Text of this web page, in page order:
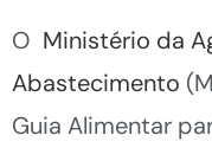
O Ministério da
Abastecimento
Guia Alimentar